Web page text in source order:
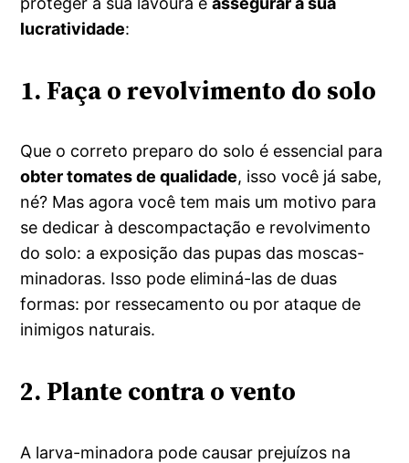
lucratividade:
1. Faça o revolvimento do solo
Que o correto preparo do solo é essencial para
obter tomates de qualidade, isso você já sabe,
né? Mas agora você tem mais um motivo para
se dedicar à descompactação e revolvimento
do solo: a exposição das pupas das moscas-
minadoras. Isso pode eliminá-las de duas
formas: por ressecamento ou por ataque de
inimigos naturais.
2. Plante contra o vento
A larva-minadora pode causar prejuízos na